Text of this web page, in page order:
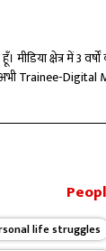
हूँ। मीडिया क्षेत्र में
अभी Trainee-
life struggles